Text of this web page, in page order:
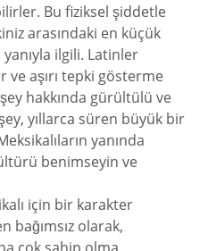
Bu fiziksel şiddetle
arasındaki en küçük
ilgili. Latinler
ve aşırı tepki gösterme
hakkında gürültülü ve
yıllarca süren büyük bir
yanında
benimseyin ve
için bir karakter
bağımsız olarak,